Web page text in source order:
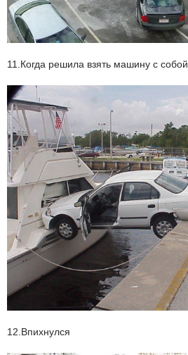
11.Когда решила взять машину с собой
12.Впихнулся